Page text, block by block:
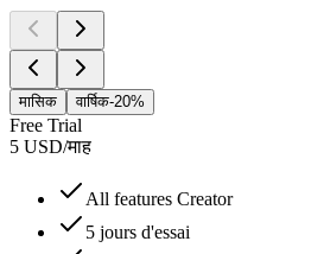
मासिक वार्षिक-20%
Free Trial
5 USD/माह
All features Creator
5 jours d'essai